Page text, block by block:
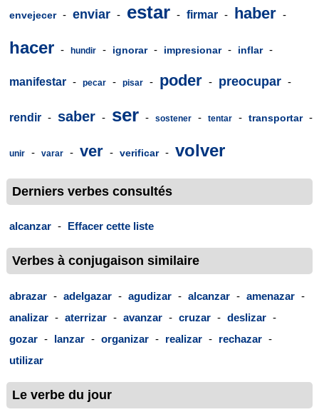
envejecer - enviar - estar - firmar - haber -
hacer - hundir - ignorar - impresionar - inflar -
manifestar - pecar - pisar - poder - preocupar -
rendir - saber - ser - sostener - tentar - transportar -
unir - varar - ver - verificar - volver
Derniers verbes consultés
alcanzar - Effacer cette liste
Verbes à conjugaison similaire
abrazar - adelgazar - agudizar - alcanzar - amenazar -
analizar - aterrizar - avanzar - cruzar - deslizar -
gozar - lanzar - organizar - realizar - rechazar -
utilizar
Le verbe du jour